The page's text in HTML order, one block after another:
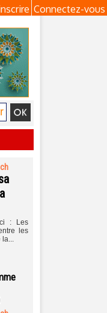
Connectez-vous
: Les
les
la...